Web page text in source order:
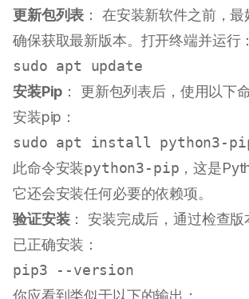
更新包列表 ： 在安装新软件之前，
确保获取最新版本。打开终端并运行：
sudo
安装Pip ： 更新包列表后，使用以下
安装pip：
sudo
此命令安装python3-pip ，这是
它还会安装任何必要的依赖项。
验证安装： 安装完成后，通过检查
已正确安装：
你应看到类似于以下的输出：